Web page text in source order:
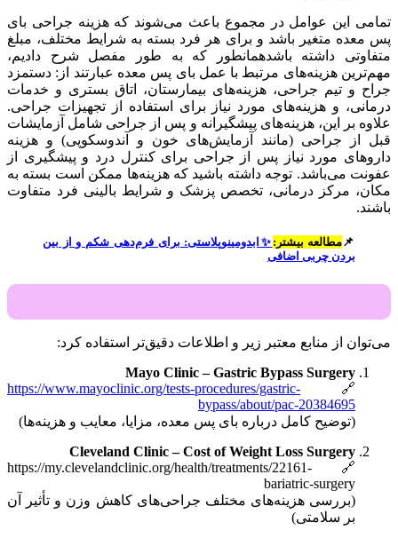
تمامی این عوامل در مجموع باعث می‌شوند که هزینه جراحی بای
پس معده متغیر باشد و برای هر فرد بسته به شرایط مختلف، مبلغ
متفاوتی داشته باشدهمانطور که به طور مفصل شرح دادیم،
مهم‌ترین هزینه‌های مرتبط با عمل بای پس معده عبارتند از: دستمزد
جراح و تیم جراحی، هزینه‌های بیمارستان، اتاق بستری و خدمات
درمانی، و هزینه‌های مورد نیاز برای استفاده از تجهیزات جراحی.
علاوه بر این، هزینه‌های پیشگیرانه و پس از جراحی شامل آزمایشات
قبل از جراحی (مانند آزمایش‌های خون و آندوسکوپی) و هزینه
داروهای مورد نیاز پس از جراحی برای کنترل درد و پیشگیری از
عفونت می‌باشد. توجه داشته باشید که هزینه‌ها ممکن است بسته به
مکان، مرکز درمانی، تخصص پزشک و شرایط بالینی فرد متفاوت
باشند.
📌مطالعه بیشتر: ✨ابدومینوپلاستی: برای فرم‌دهی شکم و از بین
بردن چربی اضافی
می‌توان از منابع معتبر زیر و اطلاعات دقیق‌تر استفاده کرد:
Mayo Clinic – Gastric Bypass Surgery
🔗
https://www.mayoclinic.org/tests-procedures/gastric-
bypass/about/pac-20384695
(توضیح کامل درباره بای پس معده، مزایا، معایب و هزینه‌ها)
Cleveland Clinic – Cost of Weight Loss Surgery
🔗
https://my.clevelandclinic.org/health/treatments/22161-
bariatric-surgery
(بررسی هزینه‌های مختلف جراحی‌های کاهش وزن و تأثیر آن
بر سلامتی)